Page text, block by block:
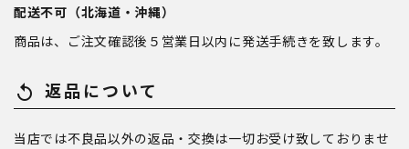
配送不可（北海道・沖縄）
商品は、ご注文確認後５営業日以内に発送手続きを致します。
replay 返品について
当店では不良品以外の返品・交換は一切お受け致しておりませ